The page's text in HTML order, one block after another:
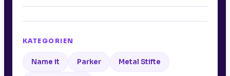
KATEGORIEN
Name it Parker Metal Stifte